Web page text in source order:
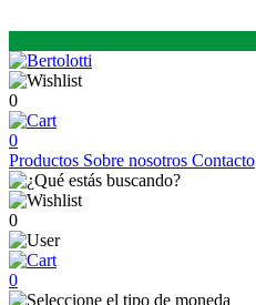
0
0
Productos Sobre nosotros Contacto
0
0